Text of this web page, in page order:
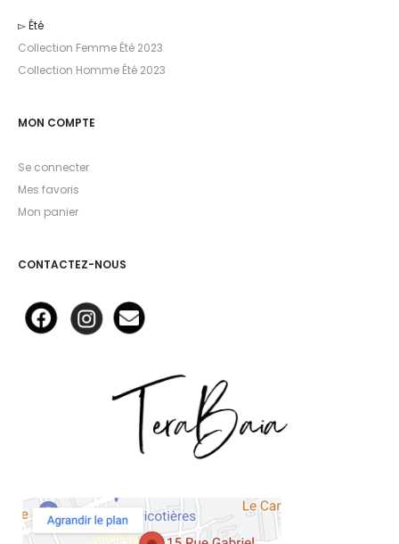
▻ Été
Collection Femme Été 2023
Collection Homme Été 2023
MON COMPTE
Se connecter
Mes favoris
Mon panier
CONTACTEZ-NOUS